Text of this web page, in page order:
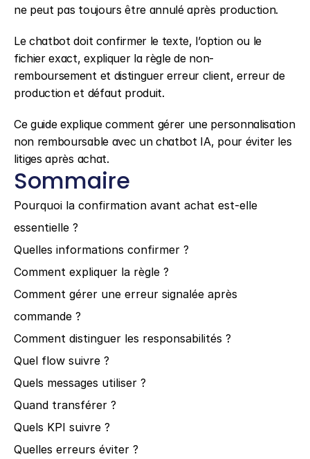
ne peut pas toujours être annulé après production.
Le chatbot doit confirmer le texte, l’option ou le
fichier exact, expliquer la règle de non-
remboursement et distinguer erreur client, erreur de
production et défaut produit.
Ce guide explique comment gérer une personnalisation
non remboursable avec un chatbot IA, pour éviter les
litiges après achat.
Sommaire
Pourquoi la confirmation avant achat est-elle
essentielle ?
Quelles informations confirmer ?
Comment expliquer la règle ?
Comment gérer une erreur signalée après
commande ?
Comment distinguer les responsabilités ?
Quel flow suivre ?
Quels messages utiliser ?
Quand transférer ?
Quels KPI suivre ?
Quelles erreurs éviter ?